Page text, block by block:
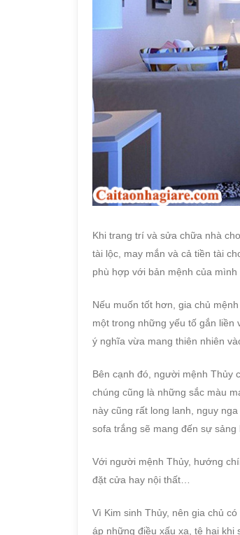
Khi trang trí và sửa chữa nhà
tài lộc, may mắn và cả tiền tài
phù hợp với bản mệnh của
Nếu muốn tốt hơn, gia chủ
một trong những yếu tố gắn liền
ý nghĩa vừa mang thiên nhiên
Bên cạnh đó, người mệnh Thủy
chúng cũng là những sắc màu
này cũng rất long lanh, nguy
sofa trắng sẽ mang đến sự
Với người mệnh Thủy, hướng
đặt cửa hay nội thất…
Vì Kim sinh Thủy, nên gia chủ
áp những điều xấu xa, tệ hại